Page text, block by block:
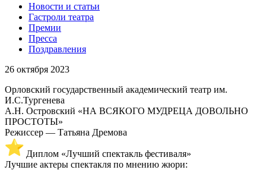
Новости и статьи
Гастроли театра
Премии
Пресса
Поздравления
26 октября 2023
Орловский государственный академический театр им.
И.С.Тургенева
А.Н. Островский «НА ВСЯКОГО МУДРЕЦА ДОВОЛЬНО
ПРОСТОТЫ»
Режиссер — Татьяна Дремова
Диплом «Лучший спектакль фестиваля»
Лучшие актеры спектакля по мнению жюри: